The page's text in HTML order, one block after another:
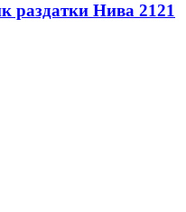
раздатки Нива 2121